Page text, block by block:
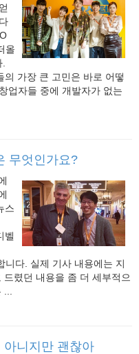
올
의 가장 큰 고민은 바로 어떻
업자들 중에 개발자가 없는
무엇인가요?
스
벨
니다. 실제 기사 내용에는 지
렸던 내용을 좀 더 세부적으
아니지만 괜찮아